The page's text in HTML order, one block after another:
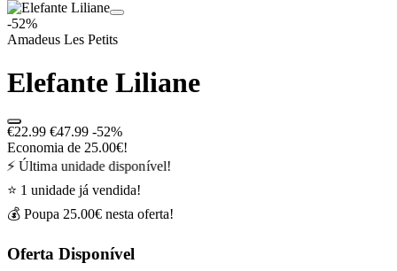
-52%
Amadeus Les Petits
Elefante Liliane
€22.99 €47.99 -52%
Economia de 25.00€!
⚡ Última unidade disponível!
⭐ 1 unidade já vendida!
💰 Poupa 25.00€ nesta oferta!
Oferta Disponível